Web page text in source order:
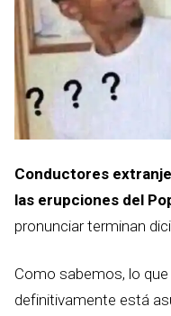
Conductores
las erupciones del
pronunciar terminan
Como sabemos, lo
definitivamente está